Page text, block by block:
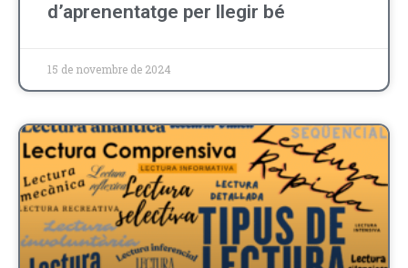
d’aprenentatge per llegir bé
15 de novembre de 2024